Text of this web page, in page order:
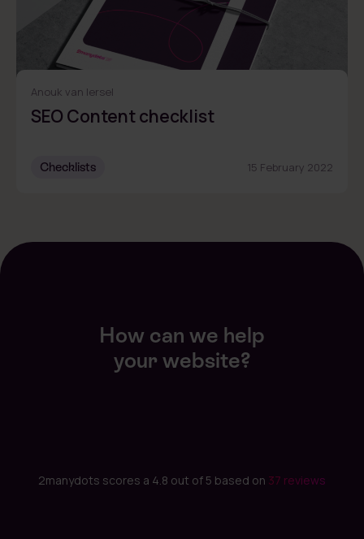
Anouk van Iersel
SEO Content checklist
Checklists 15 February 2022
How can we help
your website?
2manydots scores a 4.8 out of 5 based on 37 reviews